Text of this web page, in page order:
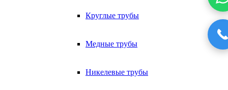
Круглые трубы
Медные трубы
Никелевые трубы